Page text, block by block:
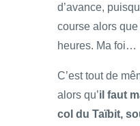
d’avance,
course alors
heures. Ma foi…
C’est tout de
alors qu’il faut
col du Taïbit,